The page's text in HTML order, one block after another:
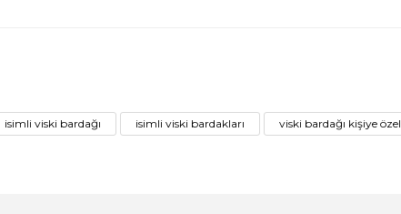
isimli viski bardağı isimli viski bardakları viski bardağı kişiye özel